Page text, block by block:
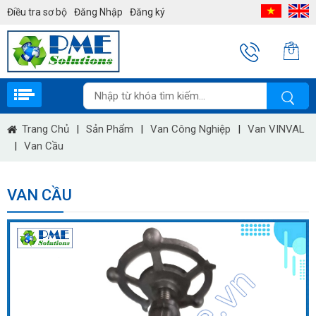
Điều tra sơ bộ Đăng Nhập Đăng ký
Trang Chủ | Sản Phẩm | Van Công Nghiệp |
Van VINVAL
|
Van Cầu
VAN CẦU